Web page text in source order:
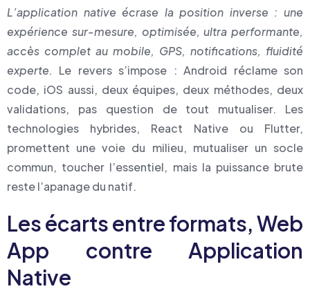
L’application native écrase la position inverse : une
expérience sur-mesure, optimisée, ultra performante,
accès complet au mobile, GPS, notifications, fluidité
experte. Le revers s’impose : Android réclame son
code, iOS aussi, deux équipes, deux méthodes, deux
validations, pas question de tout mutualiser. Les
technologies hybrides, React Native ou Flutter,
promettent une voie du milieu, mutualiser un socle
commun, toucher l’essentiel, mais la puissance brute
reste l’apanage du natif.
Les écarts entre formats, Web
App contre Application
Native